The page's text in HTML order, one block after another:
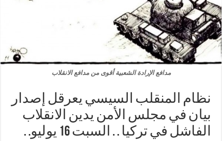
مدافع الإرادة الشعبية أقوى من مدافع الانقلاب
نظام المنقلب السيسي يعرقل إصدار
بيان في مجلس الأمن يدين الانقلاب
الفاشل في تركيا . . السبت 16 يوليو. .